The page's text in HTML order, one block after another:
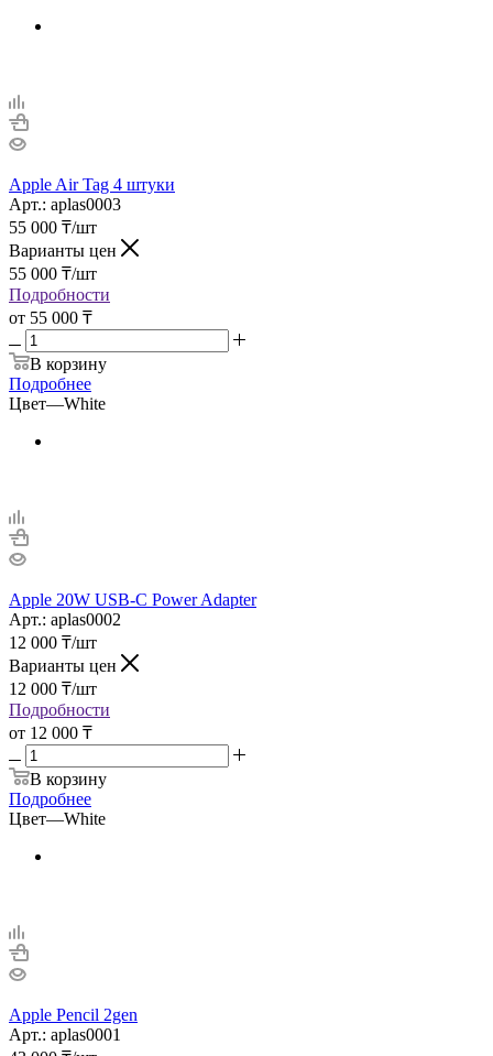
Apple Air Tag 4 штуки
Арт.: aplas0003
55 000 ₸/шт
Варианты цен
55 000 ₸/шт
Подробности
от 55 000 ₸
В корзину
Подробнее
Цвет—White
Apple 20W USB-C Power Adapter
Арт.: aplas0002
12 000 ₸/шт
Варианты цен
12 000 ₸/шт
Подробности
от 12 000 ₸
В корзину
Подробнее
Цвет—White
Apple Pencil 2gen
Арт.: aplas0001